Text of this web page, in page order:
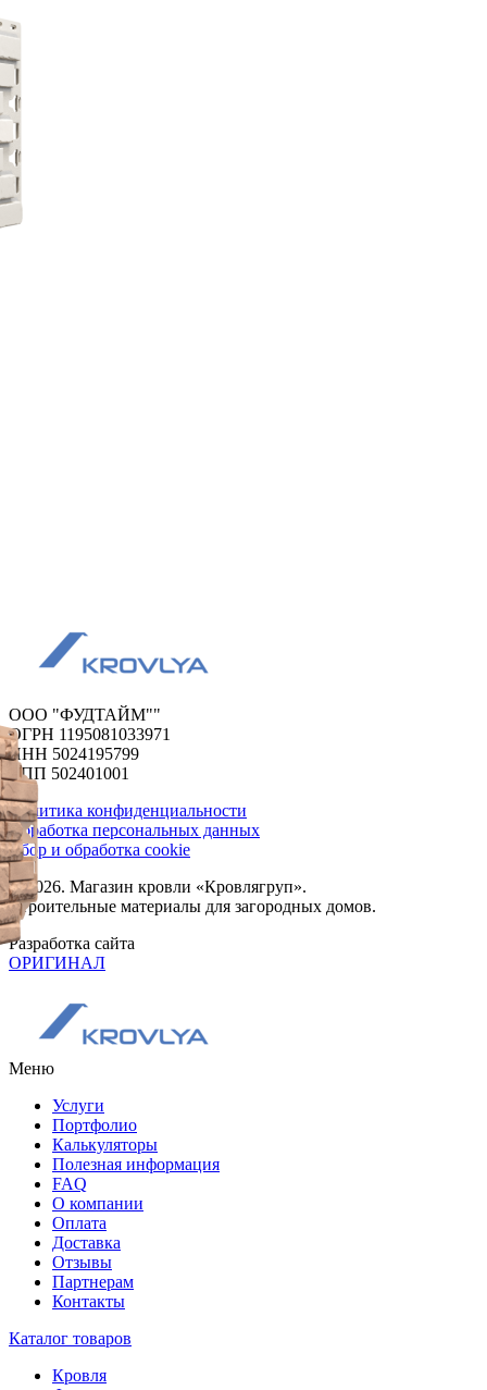
ООО "ФУДТАЙМ""
ОГРН 1195081033971
ИНН 5024195799
КПП 502401001
Политика конфиденциальности
Обработка персональных данных
Сбор и обработка cookie
© 2026. Магазин кровли «Кровлягруп».
Строительные материалы для загородных домов.
Разработка сайта
ОРИГИНАЛ
Меню
Услуги
Портфолио
Калькуляторы
Полезная информация
FAQ
О компании
Оплата
Доставка
Отзывы
Партнерам
Контакты
Каталог товаров
Кровля